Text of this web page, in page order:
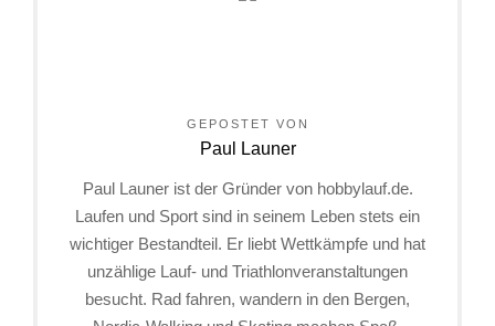
GEPOSTET VON
Paul Launer
Paul Launer ist der Gründer von hobbylauf.de.
Laufen und Sport sind in seinem Leben stets ein
wichtiger Bestandteil. Er liebt Wettkämpfe und hat
unzählige Lauf- und Triathlonveranstaltungen
besucht. Rad fahren, wandern in den Bergen,